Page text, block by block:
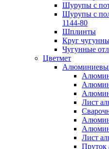
Шурупы с
Шурупы с
1144-80
Шплинты
Круг
Чугунные
Цветмет
Лист
Лист